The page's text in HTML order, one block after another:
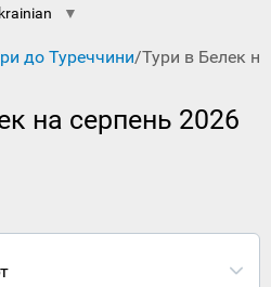
▼
до Туреччини/Тури в Белек
на серпень 2026